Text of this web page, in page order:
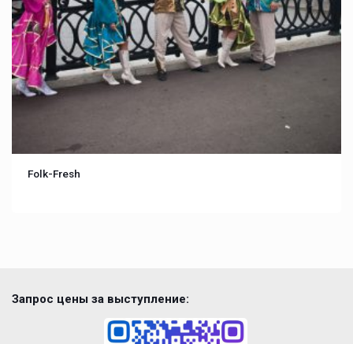
Folk-Fresh
Запрос цены за выступление: